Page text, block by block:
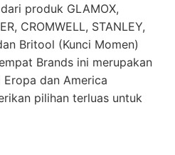
produk GLAMOX,
CROMWELL, STANLEY,
Britool (Kunci Momen)
Brands ini merupakan
dan America
pilihan terluas untuk